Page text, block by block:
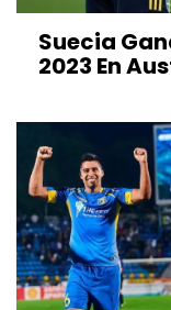
Suecia
2023 En